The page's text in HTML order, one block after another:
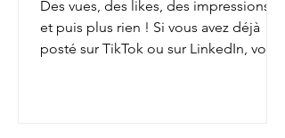
Des vues, des likes, des impressions…
et puis plus rien ! Si vous avez déjà
posté sur TikTok ou sur LinkedIn, vous